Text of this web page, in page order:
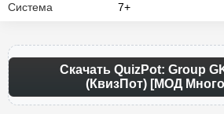
Система 7+
Скачать QuizPot: Group
(КвизПот) [МОД Много